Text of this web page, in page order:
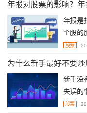
买3股。
年报对股票的影响？年
年报是
个股的
对上市
则是一
是指上
绩，一
市场上
股票
为什么新手最好不要炒
新手没
失误的
力：如
股票